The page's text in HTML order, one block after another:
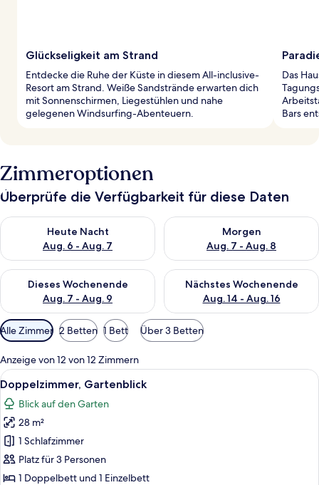
Glückseligkeit am Strand
Entdecke die Ruhe der Küste in diesem All-inclusive-
Resort am Strand. Weiße Sandstrände erwarten dich
mit Sonnenschirmen, Liegestühlen und nahe
gelegenen Windsurfing-Abenteuern.
Das
Bars
Zimmeroptionen
Überprüfe die Verfügbarkeit für diese Daten
Heute Nacht
Aug. 6 - Aug. 7
Überprüfe die Verfügbarkeit für heute Nacht, Aug. 6 - Aug. 7.
Morgen
Aug. 7 - Aug. 8
Überprüfe die Verfügbarkeit
Dieses Wochenende
Aug. 7 - Aug. 9
Überprüfe die Verfügbarkeit für dieses Wochenende, Aug. 7
Nächstes Wochenende
Aug. 14 - Aug. 16
Überprüfe die Verfügbarkeit
Verfügbare
Filter
für
Zimmer
Alle Zimmer 2 Betten 1 Bett Über 3 Betten
Anzeige von 12 von 12 Zimmern
Alle
Fotos
für
Doppelzimmer,
Gartenblick
anzeigen
Ein Hotelzimmer mit einem Bett,
1
Doppelzimmer, Gartenblick
Blick auf den Garten
28 m²
1 Schlafzimmer
Platz für 3 Personen
1 Doppelbett und 1 Einzelbett